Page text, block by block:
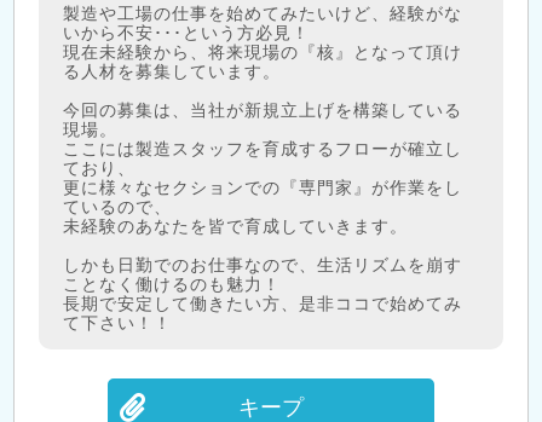
製造や工場の仕事を始めてみたいけど、経験がな
いから不安･･･という方必見！
現在未経験から、将来現場の『核』となって頂け
る人材を募集しています。
今回の募集は、当社が新規立上げを構築している
現場。
ここには製造スタッフを育成するフローが確立し
ており、
更に様々なセクションでの『専門家』が作業をし
ているので、
未経験のあなたを皆で育成していきます。
しかも日勤でのお仕事なので、生活リズムを崩す
ことなく働けるのも魅力！
長期で安定して働きたい方、是非ココで始めてみ
て下さい！！
キープ